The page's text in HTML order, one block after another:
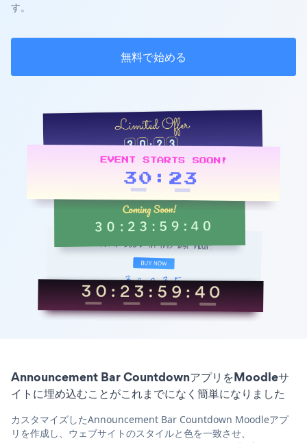
す。
無料で始める
Announcement Bar CountdownアプリをMoodleサ
イトに埋め込むことがこれまでになく簡単になりました
カスタマイズしたAnnouncement Bar Countdown Moodleアプ
リを作成し、ウェブサイトのスタイルと色を一致させ、